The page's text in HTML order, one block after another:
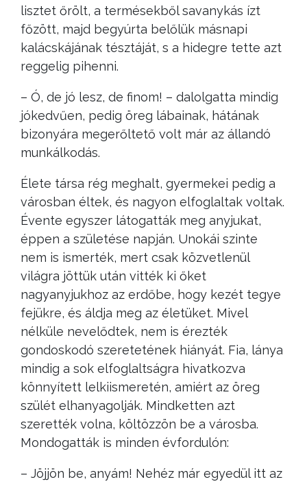
lisztet őrölt, a termésekből savanykás ízt
főzött, majd begyúrta belőlük másnapi
kalácskájának tésztáját, s a hidegre tette azt
reggelig pihenni.
– Ó, de jó lesz, de finom! – dalolgatta mindig
jókedvűen, pedig öreg lábainak, hátának
bizonyára megerőltető volt már az állandó
munkálkodás.
Élete társa rég meghalt, gyermekei pedig a
városban éltek, és nagyon elfoglaltak voltak.
Évente egyszer látogatták meg anyjukat,
éppen a születése napján. Unokái szinte
nem is ismerték, mert csak közvetlenül
világra jöttük után vitték ki őket
nagyanyjukhoz az erdőbe, hogy kezét tegye
fejükre, és áldja meg az életüket. Mivel
nélküle nevelődtek, nem is érezték
gondoskodó szeretetének hiányát. Fia, lánya
mindig a sok elfoglaltságra hivatkozva
könnyített lelkiismeretén, amiért az öreg
szülét elhanyagolják. Mindketten azt
szerették volna, költözzön be a városba.
Mondogatták is minden évfordulón:
– Jöjjön be, anyám! Nehéz már egyedül itt az